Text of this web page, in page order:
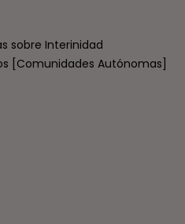
sobre Interinidad
[Comunidades Autónomas]